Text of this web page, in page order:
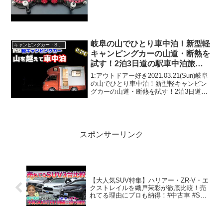
岐阜の山でひとり車中泊！新型軽
キャンピングカーの山道・断熱を
試す！2泊3日道の駅車中泊旅
【JP STAR Happy1】
1:アウトドアー好き2021.03.21(Sun)岐阜
の山でひとり車中泊！新型軽キャンピン
グカーの山道・断熱を試す！2泊3日道の
スポンサーリンク
【大人気SUV特集】ハリアー・ZR-V・エ
クストレイルを織戸茉彩が徹底比較！売
れてる理由にプロも納得！#中古車 #SUV